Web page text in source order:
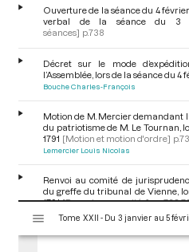
Ouverture de la séance du 4
verbal de la séance du 3
séances] p.738
Décret sur le mode
l’Assemblée, lors de la séance du 4
Bouche Charles-François
Motion de M. Mercier demandant
du patriotisme de M. Le Tournan,
1791 [Motion et motion d'ordre]
Lemercier Louis Nicolas
Renvoi au comité de
du greffe du tribunal de Vienne,
1791 [Renvoi aux comités] pp.738-
Chabroud Charles
s
Tome XXII - Du 3 janvier au 5